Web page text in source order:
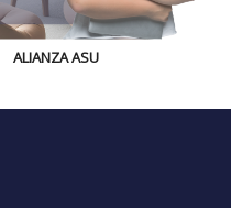
ALIANZA ASU